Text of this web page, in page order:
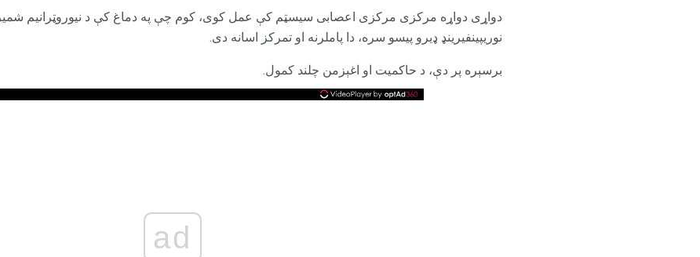
دواړی دواړه مرکزی مرکزی اعصابی سیسټم کې عمل کوی، کوم چې په دماغ کې د نیوروټرانیم شمیر
نوریپینفیرینډ ډیرو پیسو سره، دا پاملرنه او تمرکز اسانه دی.
برسېره پر دې، د حاکمیت او اغېزمن چلند کمول.
ad